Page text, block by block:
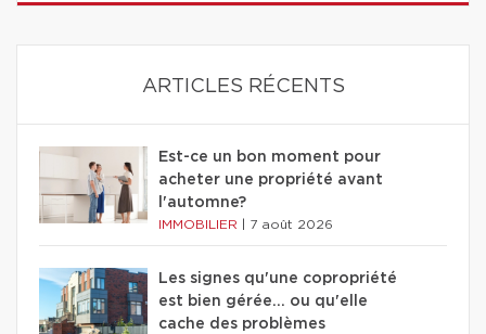
ARTICLES RÉCENTS
Est-ce un bon moment pour
acheter une propriété avant
l'automne?
IMMOBILIER 7 août 2026
Les signes qu'une copropriété
est bien gérée… ou qu'elle
cache des problèmes